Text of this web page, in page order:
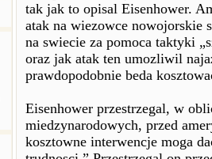
tak jak to opisal Eisenhower.
atak na wiezowce nowojorskie
na swiecie za pomoca taktyki
oraz jak atak ten umozliwil
prawdopodobnie beda
Eisenhower przestrzegal, w
miedzynarodowych, przed
kosztowne interwencje moga